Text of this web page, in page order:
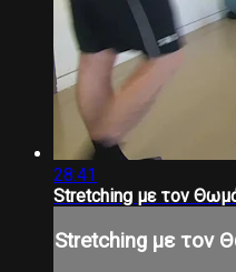
28:41
Stretching με τον
Stretching με τον